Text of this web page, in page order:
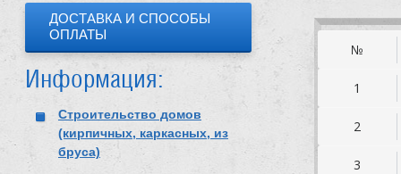
№
1
2
3
ДОСТАВКА И СПОСОБЫ
ОПЛАТЫ
Информация:
Строительство домов
(кирпичных, каркасных, из
бруса)